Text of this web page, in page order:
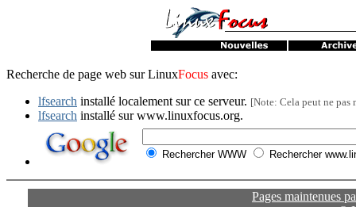
Recherche de page web sur LinuxFocus avec:
lfsearch installé localement sur ce serveur. [Note: Cela peut ne pas
lfsearch installé sur www.linuxfocus.org.
Rechercher WWW Rechercher
Pages maintenues